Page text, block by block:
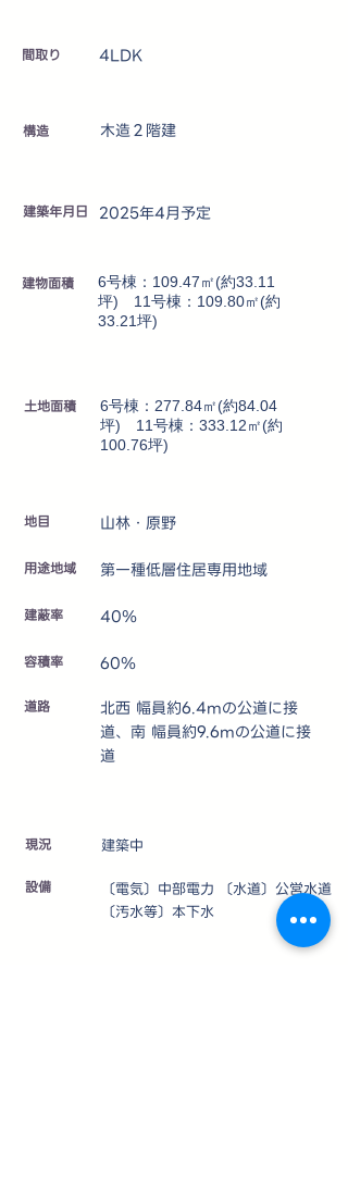
​間取り 4LDK
​構造 木造２階建
建築年月日 2025年4月予定
建物面積
6号棟：109.47㎡(約33.11
坪) 11号棟：109.80㎡(約
33.21坪)
土地面積
6号棟：277.84㎡(約84.04
坪) 11号棟：333.12㎡(約
100.76坪)
地目 山林・原野
用途地域 第一種低層住居専用地域
建蔽率 40％
容積率 60％
道路
北西 幅員約6.4mの公道に接
道、南 幅員約9.6mの公道に接
道
​現況 建築中
設備
〔電気〕中部電力 〔水道〕公営水道
〔汚水等〕本下水